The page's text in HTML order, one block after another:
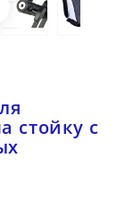
стойку с